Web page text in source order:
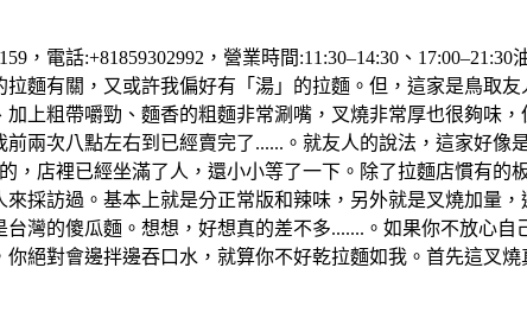
，電話:+81859302992，營業時間:11:30–14:30、
麵有關，又或許我偏好有「湯」的拉麵。但，這家是鳥取
上粗帶嚼勁、麵香的粗麵非常涮嘴，叉燒非常厚也很夠味
兩次八點左右到已經賣完了......。就友人的說法，這家好
，店裡已經坐滿了人，還小小等了一下。除了拉麵店慣有
採訪過。基本上就是分正常版和辣味，另外就是叉燒加量
灣的傻瓜麵。想想，好想真的差不多.......。如果你不放心
絕對會邊拌邊吞口水，就算你不好乾拉麵如我。首先這叉